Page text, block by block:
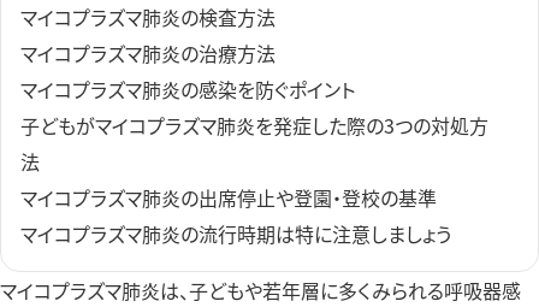
マイコプラズマ肺炎の検査方法
マイコプラズマ肺炎の治療方法
マイコプラズマ肺炎の感染を防ぐポイント
子どもがマイコプラズマ肺炎を発症した際の3つの対処方
法
マイコプラズマ肺炎の出席停止や登園・登校の基準
マイコプラズマ肺炎の流行時期は特に注意しましょう
マイコプラズマ肺炎は、子どもや若年層に多くみられる呼吸器感